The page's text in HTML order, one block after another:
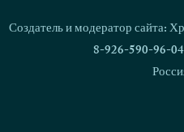
Чемпион
РКФ
Создатель и модератор сайта:
8-926-590-96-